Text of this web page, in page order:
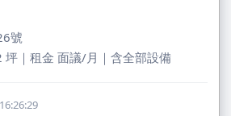
號
坪｜租金 面議/月｜含全部設備